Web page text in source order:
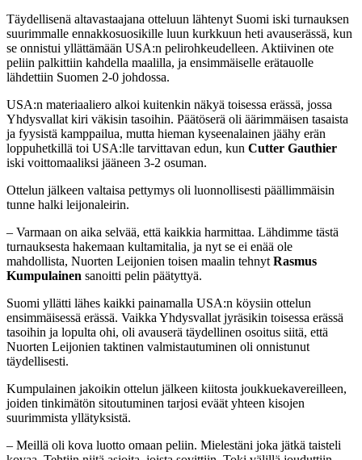
Täydellisenä altavastaajana otteluun lähtenyt Suomi iski turnauksen
suurimmalle ennakkosuosikille luun kurkkuun heti avauserässä, kun
se onnistui yllättämään USA:n pelirohkeudelleen. Aktiivinen ote
peliin palkittiin kahdella maalilla, ja ensimmäiselle erätauolle
lähdettiin Suomen 2-0 johdossa.
USA:n materiaaliero alkoi kuitenkin näkyä toisessa erässä, jossa
Yhdysvallat kiri väkisin tasoihin. Päätöserä oli äärimmäisen tasaista
ja fyysistä kamppailua, mutta hieman kyseenalainen jäähy erän
loppuhetkillä toi USA:lle tarvittavan edun, kun Cutter Gauthier
iski voittomaaliksi jääneen 3-2 osuman.
Ottelun jälkeen valtaisa pettymys oli luonnollisesti päällimmäisin
tunne halki leijonaleirin.
– Varmaan on aika selvää, että kaikkia harmittaa. Lähdimme tästä
turnauksesta hakemaan kultamitalia, ja nyt se ei enää ole
mahdollista, Nuorten Leijonien toisen maalin tehnytRasmus
Kumpulainen sanoitti pelin päätyttyä.
Suomi yllätti lähes kaikki painamalla USA:n köysiin ottelun
ensimmäisessä erässä. Vaikka Yhdysvallat jyräsikin toisessa erässä
tasoihin ja lopulta ohi, oli avauserä täydellinen osoitus siitä, että
Nuorten Leijonien taktinen valmistautuminen oli onnistunut
täydellisesti.
Kumpulainen jakoikin ottelun jälkeen kiitosta joukkuekavereilleen,
joiden tinkimätön sitoutuminen tarjosi eväät yhteen kisojen
suurimmista yllätyksistä.
– Meillä oli kova luotto omaan peliin. Mielestäni joka jätkä taisteli